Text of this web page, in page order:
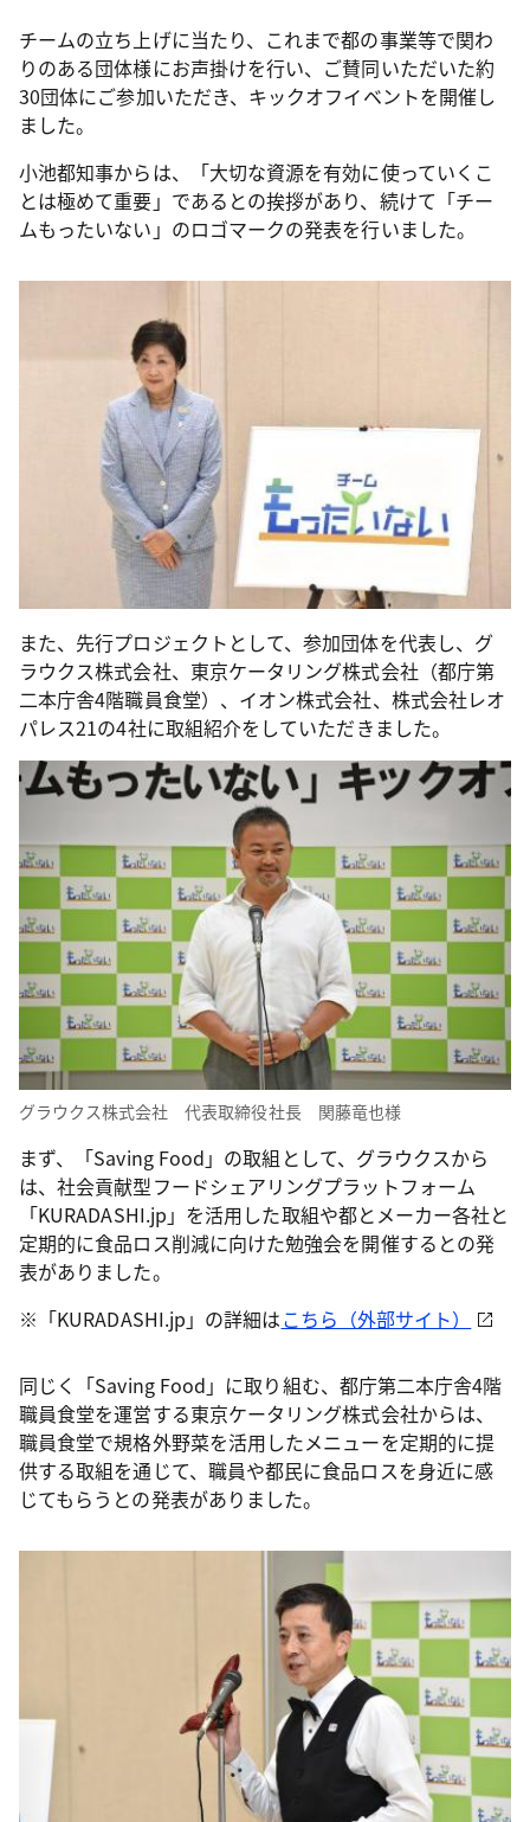
チームの立ち上げに当たり、これまで都の事業等で関わ
りのある団体様にお声掛けを行い、ご賛同いただいた約
30団体にご参加いただき、キックオフイベントを開催し
ました。
小池都知事からは、「大切な資源を有効に使っていくこ
とは極めて重要」であるとの挨拶があり、続けて「チー
ムもったいない」のロゴマークの発表を行いました。
また、先行プロジェクトとして、参加団体を代表し、グ
ラウクス株式会社、東京ケータリング株式会社（都庁第
二本庁舎4階職員食堂）、イオン株式会社、株式会社レオ
パレス21の4社に取組紹介をしていただきました。
グラウクス株式会社 代表取締役社長 関藤竜也様
まず、「Saving Food」の取組として、グラウクスから
は、社会貢献型フードシェアリングプラットフォーム
「KURADASHI.jp」を活用した取組や都とメーカー各社と
定期的に食品ロス削減に向けた勉強会を開催するとの発
表がありました。
※「KURADASHI.jp」の詳細はこちら（外部サイト）
同じく「Saving Food」に取り組む、都庁第二本庁舎4階
職員食堂を運営する東京ケータリング株式会社からは、
職員食堂で規格外野菜を活用したメニューを定期的に提
供する取組を通じて、職員や都民に食品ロスを身近に感
じてもらうとの発表がありました。